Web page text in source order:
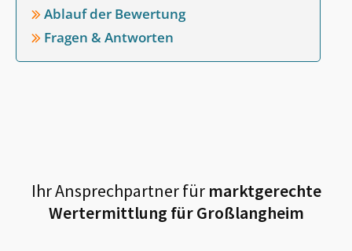
Ablauf der Bewertung
Fragen & Antworten
Ihr Ansprechpartner fürmarktgerechte
Wertermittlung fürGroßlangheim